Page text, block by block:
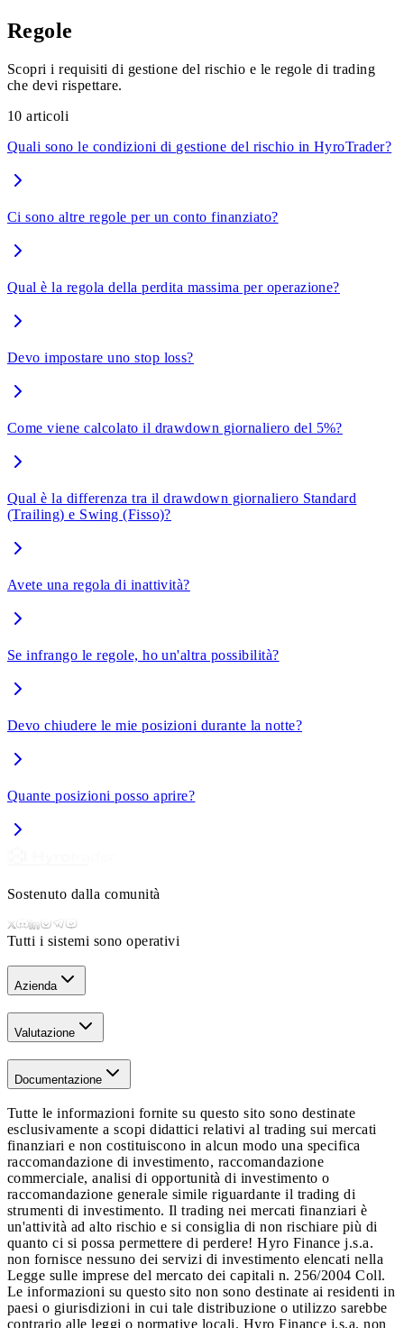
Regole
Scopri i requisiti di gestione del rischio e le regole di trading
che devi rispettare.
10 articoli
Quali sono le condizioni di gestione del rischio in HyroTrader?
Ci sono altre regole per un conto finanziato?
Qual è la regola della perdita massima per operazione?
Devo impostare uno stop loss?
Come viene calcolato il drawdown giornaliero del 5%?
Qual è la differenza tra il drawdown giornaliero Standard
(Trailing) e Swing (Fisso)?
Avete una regola di inattività?
Se infrango le regole, ho un'altra possibilità?
Devo chiudere le mie posizioni durante la notte?
Quante posizioni posso aprire?
Sostenuto dalla comunità
Tutti i sistemi sono operativi
Azienda
Valutazione
Documentazione
Tutte le informazioni fornite su questo sito sono destinate
esclusivamente a scopi didattici relativi al trading sui mercati
finanziari e non costituiscono in alcun modo una specifica
raccomandazione di investimento, raccomandazione
commerciale, analisi di opportunità di investimento o
raccomandazione generale simile riguardante il trading di
strumenti di investimento. Il trading nei mercati finanziari è
un'attività ad alto rischio e si consiglia di non rischiare più di
quanto ci si possa permettere di perdere! Hyro Finance j.s.a.
non fornisce nessuno dei servizi di investimento elencati nella
Legge sulle imprese del mercato dei capitali n. 256/2004 Coll.
Le informazioni su questo sito non sono destinate ai residenti in
paesi o giurisdizioni in cui tale distribuzione o utilizzo sarebbe
contrario alle leggi o normative locali. Hyro Finance j.s.a. non